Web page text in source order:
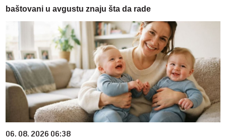
baštovani u avgustu znaju šta da rade
06. 08. 2026 06:38